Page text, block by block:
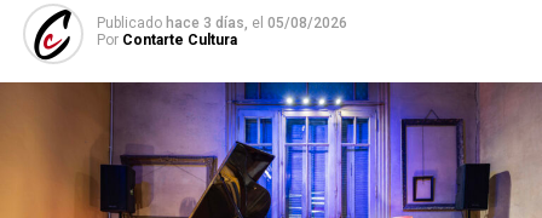
Comparte esto:Publicado hace 3 días, el 05/08/2026
Por Contarte Cultura